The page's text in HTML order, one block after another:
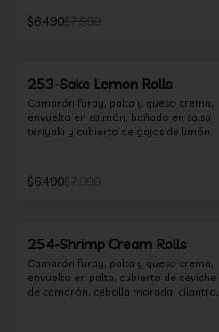
$6.490$7.990
253-Sake Lemon Rolls
Camarón furay, palta y queso crema,
envuelto en salmón, bañado en salsa
teriyaki y cubierto de gajos de limón.
$6.490$7.990
254-Shrimp Cream Rolls
Camarón furay, palta y queso crema,
envuelto en palta, cubierto de ceviche
de camarón, cebolla morada, cilantro,